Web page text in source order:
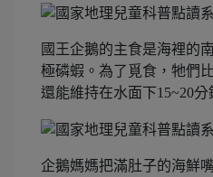
國王企鵝的主食是海裡的
極磷蝦。為了覓食，牠們
還能維持在水面下15~20分
企鵝媽媽把滿肚子的海鮮